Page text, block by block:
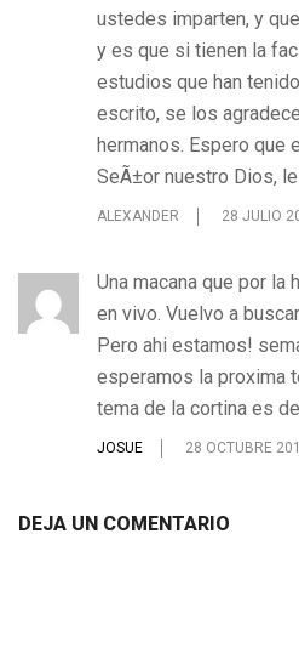
ustedes imparten, y
y es que si tienen la
estudios que han
escrito, se los
hermanos. Espero que
SeÃ±or nuestro Dios,
ALEXANDER 28 JULIO
Una macana que por la
en vivo. Vuelvo a
Pero ahi estamos!
esperamos la proxima
tema de la cortina es
JOSUE 28 OCTUBRE
DEJA UN COMENTARIO